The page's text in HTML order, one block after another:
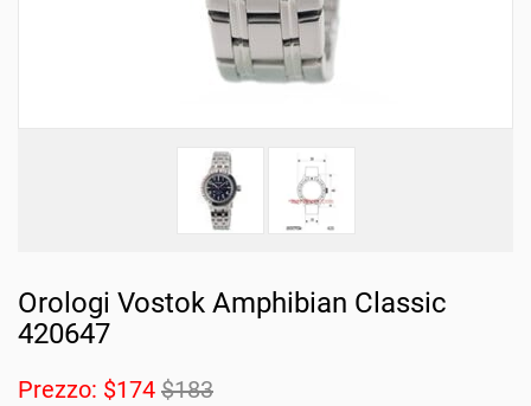
Orologi Vostok Amphibian Classic
420647
Prezzo: $174 $183